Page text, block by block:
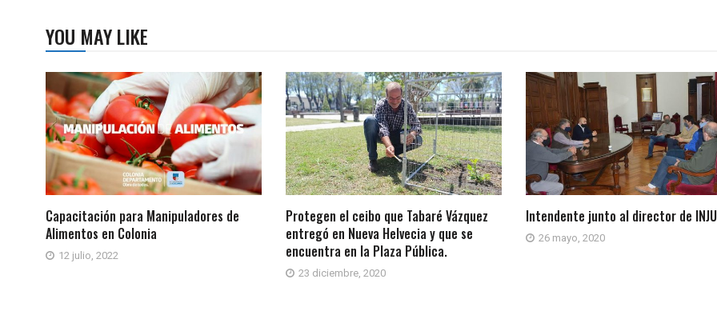
YOU MAY LIKE
Capacitación para Manipuladores de
Alimentos en Colonia
12 julio, 2022
Protegen el ceibo que Tabaré Vázquez
entregó en Nueva Helvecia y que se
encuentra en la Plaza Pública.
23 diciembre, 2020
Intendente junto al director de
26 mayo, 2020